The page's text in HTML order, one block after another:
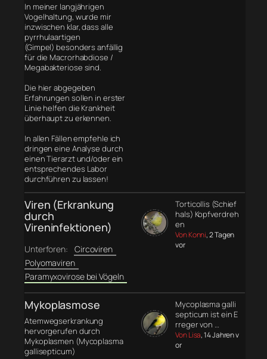
In meiner langjährigen
Vogelhaltung, wurde mir
inzwischen klar, dass alle
pyrrhulaartigen
(Gimpel) besonders anfällig
für die Macrorhabdiose /
Megabakteriose sind.
Die hier abgegeben
Erfahrungen sollen in erster
Linie helfen die Krankheit
überhaupt zu erkennen.
In allen Fällen empfehle ich
dringen eine Analyse durch
einen Tierarzt und/oder ein
entsprechendes Labor
durchführen zu lassen!
Viren (Erkrankung
durch
Vireninfektionen)
Unterforen:
Circoviren
Polyomaviren
Paramyxovirose bei Vögeln
Torticollis (Schief
hals) Kopfverdreh
en
Von Konni, 2 Tagen
vor
Mykoplasmose
Atemwegserkrankung
hervorgerufen durch
Mykoplasmen (Mycoplasma
gallisepticum)
Mycoplasma galli
septicum ist ein E
rreger von …
Von Lisa, 14 Jahren v
or